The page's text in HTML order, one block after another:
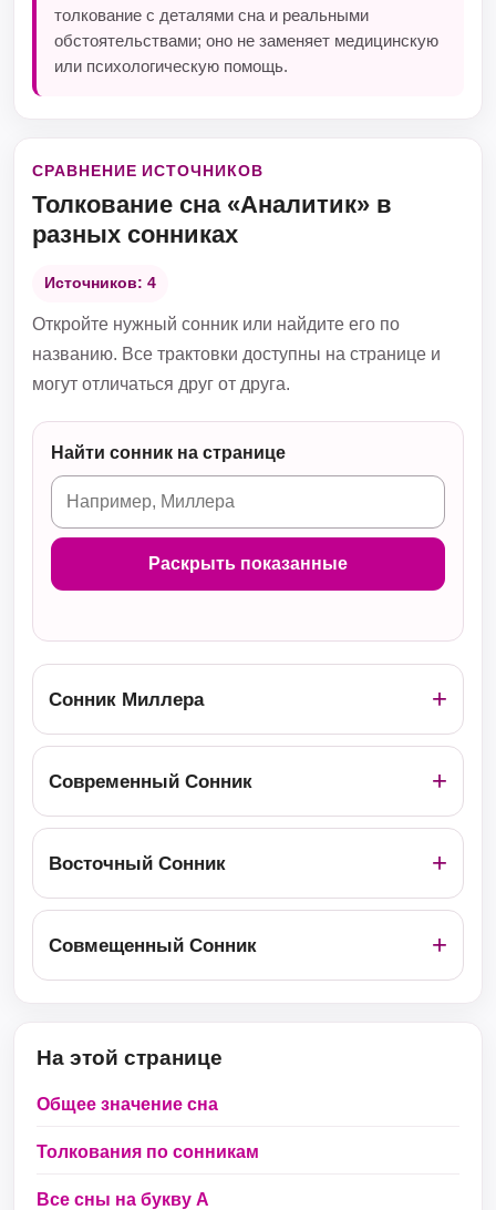
толкование с деталями сна и реальными
обстоятельствами; оно не заменяет медицинскую
или психологическую помощь.
СРАВНЕНИЕ ИСТОЧНИКОВ
Толкование сна «Аналитик» в
разных сонниках
Источников: 4
Откройте нужный сонник или найдите его по
названию. Все трактовки доступны на странице и
могут отличаться друг от друга.
Найти сонник на странице
Раскрыть показанные
Сонник Миллера
Современный Сонник
Восточный Сонник
Совмещенный Сонник
На этой странице
Общее значение сна
Толкования по сонникам
Все сны на букву А